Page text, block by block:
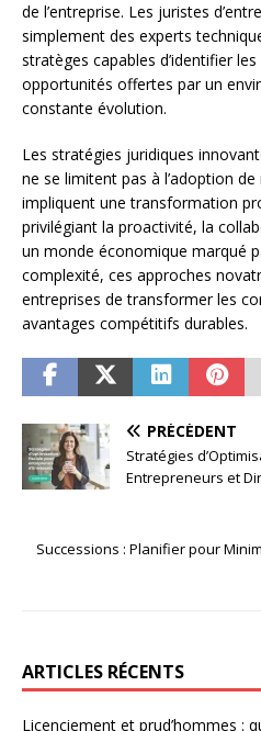
de l’entreprise. Les juristes
simplement des experts
stratèges capables d’identifier
opportunités offertes par un
constante évolution.
Les stratégies juridiques
ne se limitent pas à l’adoption
impliquent une transformation
privilégiant la proactivité, la
un monde économique marqué
complexité, ces approches
entreprises de transformer les
avantages compétitifs durables.
PRÉCÉDENT
Stratégies
Entrepreneurs et
Successions : Planifier pour
ARTICLES RÉCENTS
Licenciement et prud’hommes :